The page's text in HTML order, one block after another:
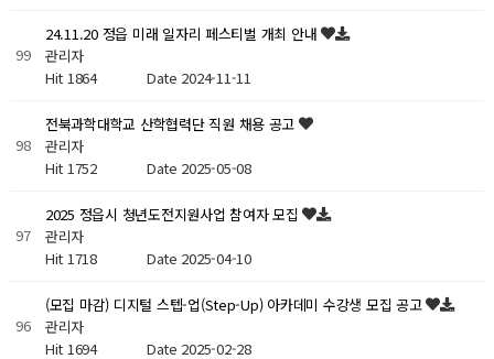
99
24.11.20 정읍 미래 일자리 페스티벌 개최 안내
관리자
Hit 1864 Date 2024-11-11
98
전북과학대학교 산학협력단 직원 채용 공고
관리자
Hit 1752 Date 2025-05-08
97
2025 정읍시 청년도전지원사업 참여자 모집
관리자
Hit 1718 Date 2025-04-10
96
(모집 마감) 디지털 스텝-업(Step-Up) 아카데미 수강생 모집 공고
관리자
Hit 1694 Date 2025-02-28